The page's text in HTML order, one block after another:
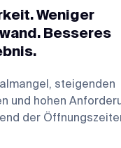
Weniger
Besseres
steigenden
und hohen
der